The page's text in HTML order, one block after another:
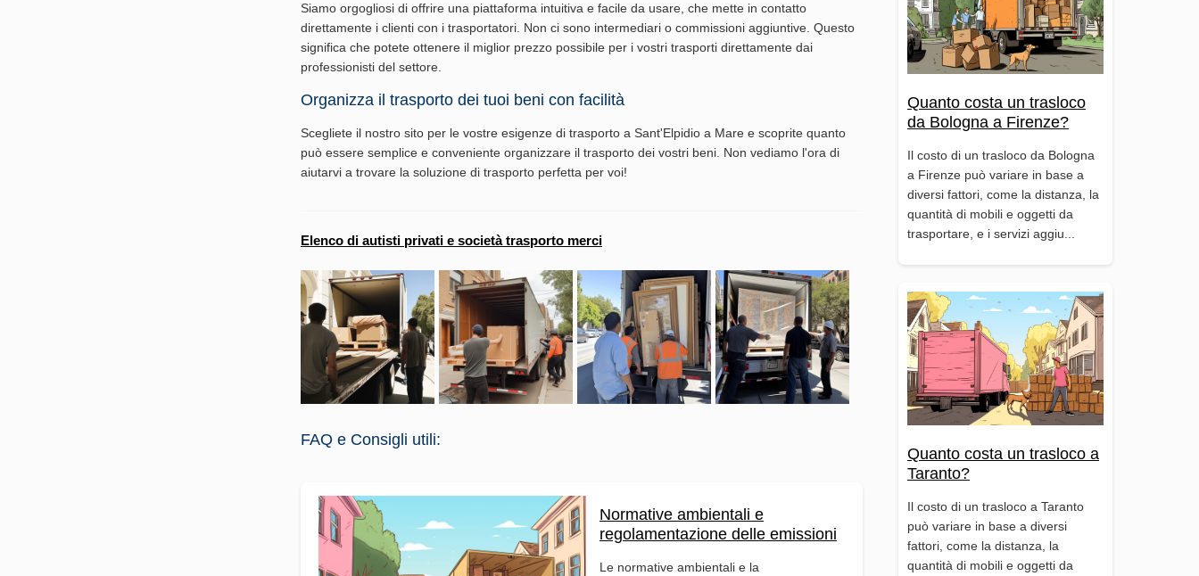
Quanto costa un trasloco
da Bologna a Firenze?
Il costo di un trasloco da Bologna
a Firenze può variare in base a
diversi fattori, come la distanza, la
quantità di mobili e oggetti da
trasportare, e i servizi aggiu...
Quanto costa un trasloco a
Taranto?
Il costo di un trasloco a Taranto
può variare in base a diversi
fattori, come la distanza, la
quantità di mobili e oggetti da
Siamo orgogliosi di offrire una piattaforma intuitiva e facile da usare, che mette in contatto
direttamente i clienti con i trasportatori. Non ci sono intermediari o commissioni aggiuntive. Questo
significa che potete ottenere il miglior prezzo possibile per i vostri trasporti direttamente dai
professionisti del settore.
Organizza il trasporto dei tuoi beni con facilità
Scegliete il nostro sito per le vostre esigenze di trasporto a Sant'Elpidio a Mare e scoprite quanto
può essere semplice e conveniente organizzare il trasporto dei vostri beni. Non vediamo l'ora di
aiutarvi a trovare la soluzione di trasporto perfetta per voi!
Elenco di autisti privati e società trasporto merci
FAQ e Consigli utili:
Normative ambientali e
regolamentazione delle emissioni
Le normative ambientali e la